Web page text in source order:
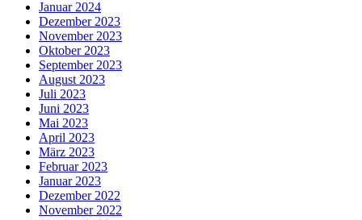
Januar 2024
Dezember 2023
November 2023
Oktober 2023
September 2023
August 2023
Juli 2023
Juni 2023
Mai 2023
April 2023
März 2023
Februar 2023
Januar 2023
Dezember 2022
November 2022